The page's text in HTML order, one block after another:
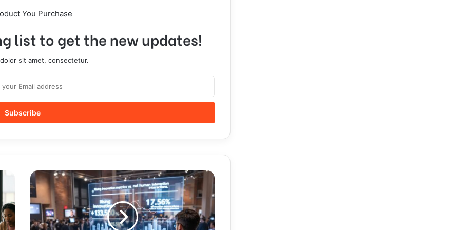
You Purchase
list to get the new updates!
sit amet, consectetur.
C
r
é
a
t